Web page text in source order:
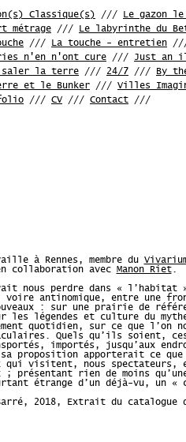
Classique(s) ///
Le gazon
métrage ///
Le labyrinthe du
/// La touche - entretien
n'en n'ont cure /// Just an
saler la terre /// 24/7 ///
By
et le Bunker /// Villes
/// CV /// Contact ///
à Rennes, membre du
collaboration avec
Manon Riet.
nous perdre dans «
voire antinomique, entre une
: sur une prairie de
les légendes et culture du
quotidien, sur ce que
Quels qu’ils soient,
importés, jusqu’aux
proposition apporterait ce que
qui visitent, nous spectateurs,
; présentant rien de moins
étrange d’un déjà-vu, un «
2018, Extrait du